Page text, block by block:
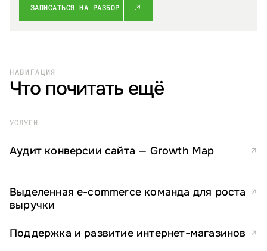
ЗАПИСАТЬСЯ НА РАЗБОР
НАВИГАЦИЯ
Что почитать ещё
УСЛУГИ
Аудит конверсии сайта — Growth Map ↗
Выделенная e-commerce команда для роста
выручки
↗
Поддержка и развитие интернет-магазинов ↗